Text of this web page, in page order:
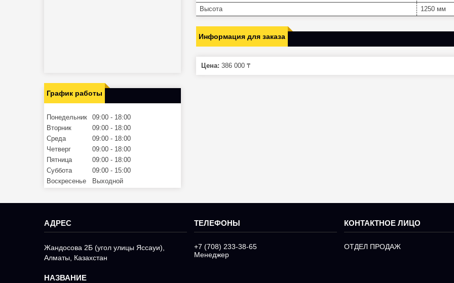
Высота
1250 мм
Информация для заказа
Цена: 386 000 ₸
График работы
Понедельник 09:00
18:00
Вторник
09:00
18:00
Среда
09:00
18:00
Четверг
09:00
18:00
Пятница
09:00
18:00
Суббота
09:00
15:00
Воскресенье
Выходной
Жандосова 2Б (угол улицы Яссауи),
Алматы, Казахстан
+7 (708) 233-38-65
Менеджер
ОТДЕЛ ПРОДАЖ